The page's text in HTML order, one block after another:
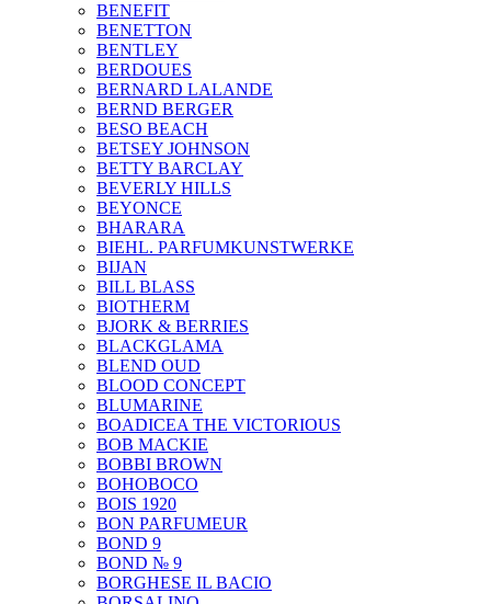
BENEFIT
BENETTON
BENTLEY
BERDOUES
BERNARD LALANDE
BERND BERGER
BESO BEACH
BETSEY JOHNSON
BETTY BARCLAY
BEVERLY HILLS
BEYONCE
BHARARA
BIEHL. PARFUMKUNSTWERKE
BIJAN
BILL BLASS
BIOTHERM
BJORK & BERRIES
BLACKGLAMA
BLEND OUD
BLOOD CONCEPT
BLUMARINE
BOADICEA THE VICTORIOUS
BOB MACKIE
BOBBI BROWN
BOHOBOCO
BOIS 1920
BON PARFUMEUR
BOND 9
BOND № 9
BORGHESE IL BACIO